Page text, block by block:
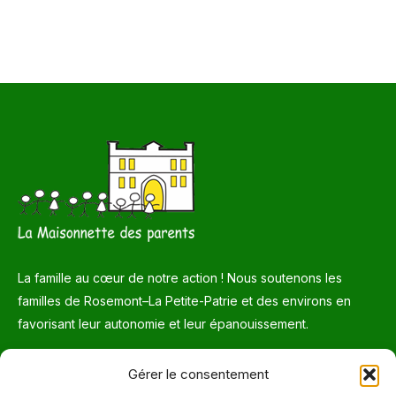
Gérer le consentement
La famille au cœur de notre action ! Nous soutenons les
familles de Rosemont–La Petite-Patrie et des environs en
favorisant leur autonomie et leur épanouissement.